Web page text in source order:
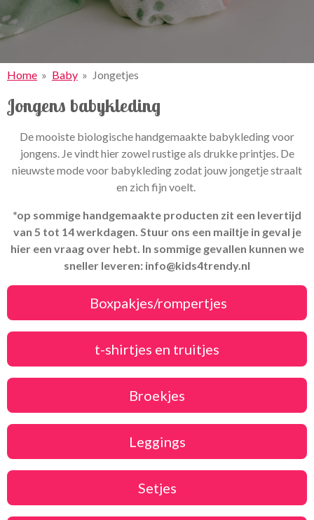
Home » Baby » Jongetjes
Jongens babykleding
De mooiste biologische handgemaakte babykleding voor
jongens. Je vindt hier zowel rustige als drukke printjes. De
nieuwste mode voor babykleding zodat jouw jongetje straalt
en zich fijn voelt.
*op sommige handgemaakte producten zit een levertijd
van 5 tot 14 werkdagen. Stuur ons een mailtje in geval je
hier een vraag over hebt. In sommige gevallen kunnen we
sneller leveren: info@kids4trendy.nl
Boxpakjes/rompertjes
t-shirtjes en truitjes
Broekjes
Leggings
Setjes